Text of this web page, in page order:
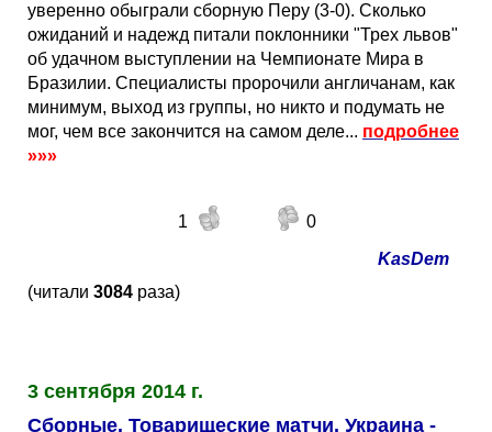
Реклама
RSS
Чемпионат Мира
Чемпионат Европы
Лига Наций
На что ставят?
Telegram Bot
уверенно обыграли сборную Перу (3-0). Сколько
ожиданий и надежд питали поклонники "Трех львов"
об удачном выступлении на Чемпионате Мира в
Бразилии. Специалисты пророчили англичанам, как
минимум, выход из группы, но никто и подумать не
мог, чем все закончится на самом деле... подробнее
»»»
1
0
KasDem
(читали 3084 раза)
3 сентября 2014 г.
Сборные. Товарищеские матчи. Украина -